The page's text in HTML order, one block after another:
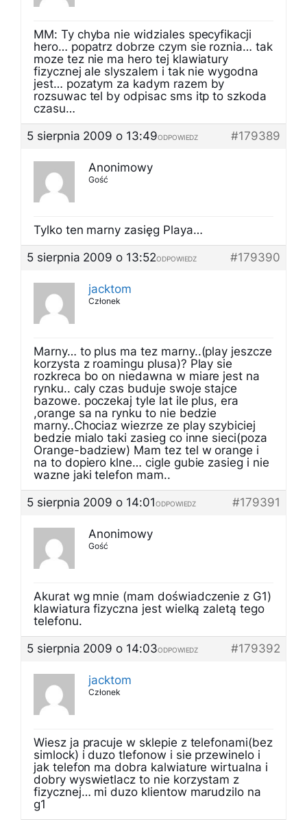
MM: Ty chyba nie widziales specyfikacji
hero… popatrz dobrze czym sie roznia… tak
moze tez nie ma hero tej klawiatury
fizycznej ale slyszalem i tak nie wygodna
jest… pozatym za kadym razem by
rozsuwac tel by odpisac sms itp to szkoda
czasu…
5 sierpnia 2009 o 13:49
#179389
ODPOWIEDZ
Anonimowy
Gość
Tylko ten marny zasięg Playa…
5 sierpnia 2009 o 13:52
#179390
ODPOWIEDZ
jacktom
Członek
Marny… to plus ma tez marny..(play jeszcze
korzysta z roamingu plusa)? Play sie
rozkreca bo on niedawna w miare jest na
rynku.. caly czas buduje swoje stajce
bazowe. poczekaj tyle lat ile plus, era
,orange sa na rynku to nie bedzie
marny..Chociaz wiezrze ze play szybiciej
bedzie mialo taki zasieg co inne sieci(poza
Orange-badziew) Mam tez tel w orange i
na to dopiero klne… cigle gubie zasieg i nie
wazne jaki telefon mam..
5 sierpnia 2009 o 14:01
#179391
ODPOWIEDZ
Anonimowy
Gość
Akurat wg mnie (mam doświadczenie z G1)
klawiatura fizyczna jest wielką zaletą tego
telefonu.
5 sierpnia 2009 o 14:03
#179392
ODPOWIEDZ
jacktom
Członek
Wiesz ja pracuje w sklepie z telefonami(bez
simlock) i duzo tlefonow i sie przewinelo i
jak telefon ma dobra kalwiature wirtualna i
dobry wyswietlacz to nie korzystam z
fizycznej… mi duzo klientow marudzilo na
g1